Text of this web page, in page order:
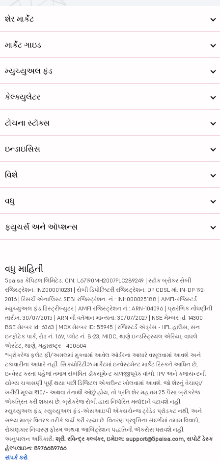
શેર માર્કેટ
માર્કેટ ગાઇડ
મ્યુચ્યુઅલ ફંડ
કેલ્ક્યુલેટર
ટોચના સ્ટૉક્સ
ઇન્ડાઇસિસ
વિશે
વધુ
ફ્યુચર્સ અને ઑપ્શન્સ
વધુ માહિતી
5paisa કેપિટલ લિમિટેડ. CIN: L67190MH2007PLC289249 | સ્ટૉક બ્રોકર સેબી
રજિસ્ટ્રેશન: INZ000010231 | સેબી ડિપોઝિટરી રજિસ્ટ્રેશન: DP CDSL માં: IN-DP-192-
2016 | રિસર્ચ એનાલિસ્ટ SEBI રજિસ્ટ્રેશન. નં.: INH000025188 | AMFI-રજિસ્ટર્ડ
મ્યુચ્યુઅલ ફંડ ડિસ્ટ્રીબ્યુટર | AMFI રજિસ્ટ્રેશન નં.: ARN-104096 | પ્રારંભિક નોંધણીની
તારીખ: 30/07/2015 | ARN ની વર્તમાન માન્યતા: 30/07/2027 | NSE મેમ્બર id: 14300 |
BSE મેમ્બર id: 6363 | MCX મેમ્બર ID: 55945 | રજિસ્ટર્ડ ઍડ્રેસ - IIFL હાઉસ, સન
ઇન્ફોટેક પાર્ક, રોડ નં. 16V, પ્લોટ નં. B-23, MIDC, થાણે ઇન્ડસ્ટ્રિયલ એરિયા, વાઘલે
એસ્ટેટ, થાણે, મહારાષ્ટ્ર - 400604
*બ્રોકરેજ ફ્લેટ ફી/અમલમાં મુકવામાં આવેલ ઑર્ડરના આધારે વસૂલવામાં આવશે અને
ટકાવારીના આધારે નહીં. સિક્યોરિટીઝ માર્કેટમાં ઇન્વેસ્ટમેન્ટ માર્કેટ રિસ્કને આધિન છે,
ઇન્વેસ્ટ કરતા પહેલાં તમામ સંબંધિત ડૉક્યૂમેન્ટ કાળજીપૂર્વક વાંચો. IPV અને ક્લાયન્ટની
યોગ્ય ચકાસણી પૂર્ણ થયા પછી ડિજિટલ એકાઉન્ટ ખોલવામાં આવશે. જો શેરનું વેચાણ/
ખરીદી મૂલ્ય ₹10/- અથવા તેનાથી ઓછું હોય, તો પ્રતિ શેર મહત્તમ 25 પૈસા બ્રોકરેજ
એકત્રિત કરી શકાય છે. બ્રોકરેજ સેબી દ્વારા નિર્ધારિત મર્યાદાને વટાવશે નહીં.
મ્યુચ્યુઅલ ફંડ, મ્યુચ્યુઅલ ફંડ-એસઆઇપી એક્સચેન્જ ટ્રેડેડ પ્રૉડક્ટ નથી, અને
સભ્ય માત્ર વિતરક તરીકે કાર્ય કરી રહ્યા છે. વિતરણ પ્રવૃત્તિના સંદર્ભમાં તમામ વિવાદો,
રોકાણકાર નિવારણ ફોરમ અથવા આર્બિટ્રેશન પદ્ધતિની ઍક્સેસ ધરાવશે નહીં.
અનુપાલન અધિકારી: શ્રી. રવિન્દ્ર કલ્વંકર, ઇમેઇલ: support@5paisa.com, સપોર્ટ ડેસ્ક
હેલ્પલાઇન: 8976689766
સંપર્ક કરો